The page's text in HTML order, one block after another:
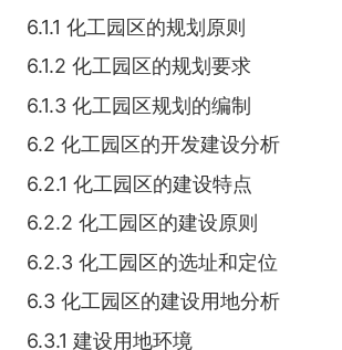
6.1.1 化工园区的规划原则
6.1.2 化工园区的规划要求
6.1.3 化工园区规划的编制
6.2 化工园区的开发建设分析
6.2.1 化工园区的建设特点
6.2.2 化工园区的建设原则
6.2.3 化工园区的选址和定位
6.3 化工园区的建设用地分析
6.3.1 建设用地环境